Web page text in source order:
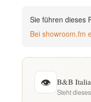
Sie führen dieses
Bei showroom.fm
👁 B&B
Steht